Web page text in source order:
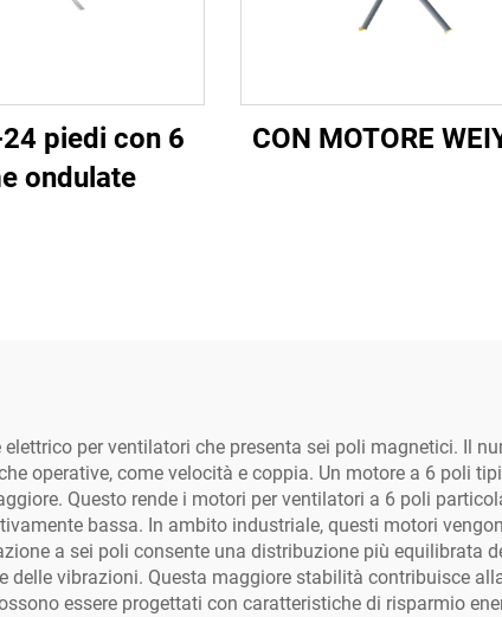
piedi con 6
ondulate
CON MOTORE
per ventilatori che presenta sei poli magnetici. Il
operative, come velocità e coppia. Un motore a 6 poli
Questo rende i motori per ventilatori a 6 poli
bassa. In ambito industriale, questi motori
a sei poli consente una distribuzione più equilibrata
vibrazioni. Questa maggiore stabilità contribuisce
essere progettati con caratteristiche di risparmio